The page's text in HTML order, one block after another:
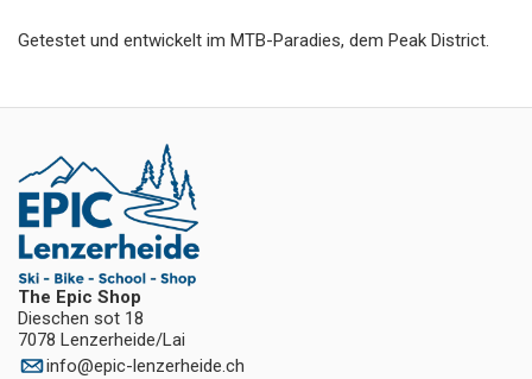
Getestet und entwickelt im MTB-Paradies, dem Peak District.
The Epic Shop
Dieschen sot 18
7078 Lenzerheide/Lai
info@epic-lenzerheide.ch